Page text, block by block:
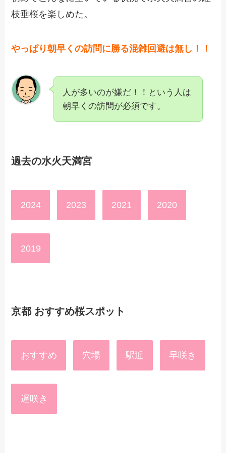
枝垂桜を楽しめた。
やっぱり朝早くの訪問に勝る混雑回避は無し！！
人が多いのが嫌だ！！という人は
朝早くの訪問が必須です。
過去の水火天満宮
2024 2023 2021 2020
2019
京都 おすすめ桜スポット
おすすめ 穴場 駅近 早咲き
遅咲き